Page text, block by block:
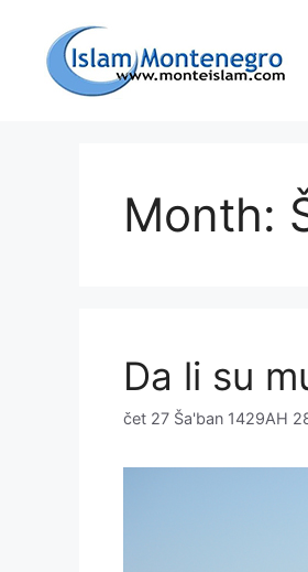
sadržaj
Month:
Da li su
čet 27 Ša'ban 1429AH